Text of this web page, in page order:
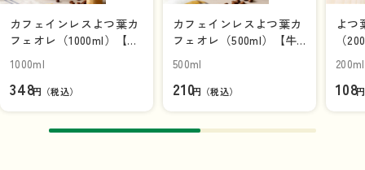
カフェインレスよつ葉カ
フェオレ（1000ml）【牛
乳パック】
1000ml
348円（税込）
カフェインレスよつ葉カ
フェオレ（500ml）【牛
乳パック】
500ml
210円（税込）
よつ
（
品]
200ml
108